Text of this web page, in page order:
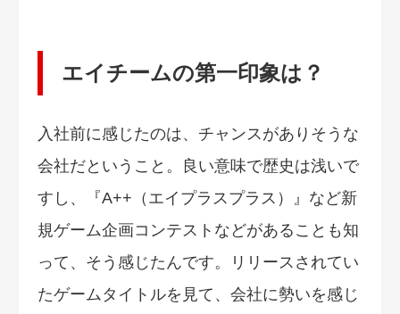
エイチームの第一印象は？
入社前に感じたのは、チャンスがありそうな
会社だということ。良い意味で歴史は浅いで
すし、『A++（エイプラスプラス）』など新
規ゲーム企画コンテストなどがあることも知
って、そう感じたんです。リリースされてい
たゲームタイトルを見て、会社に勢いを感じ